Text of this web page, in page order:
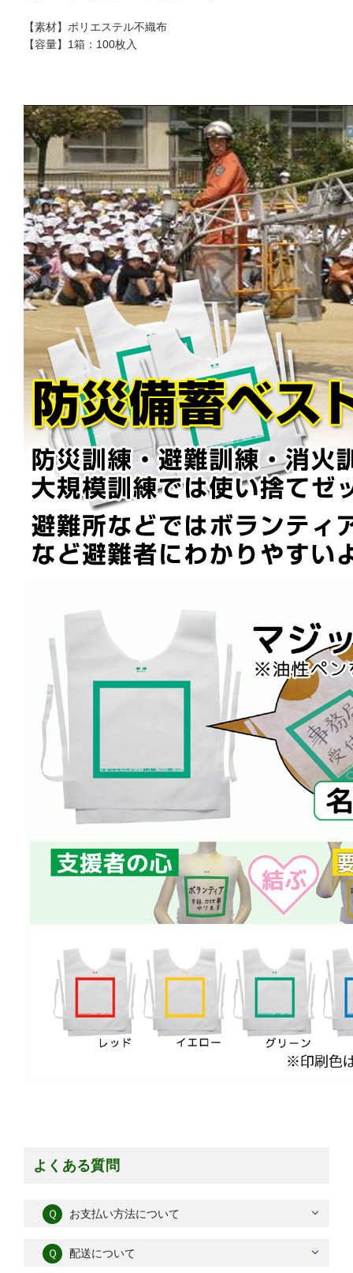
【素材】ポリエステル不織布
【容量】1箱：100枚入
よくある質問
Ｑ お支払い方法について
Ｑ 配送について